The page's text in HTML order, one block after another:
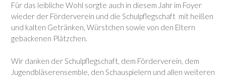
Für das leibliche Wohl sorgte auch in diesem Jahr im Foyer
wieder der Förderverein und die Schulpflegschaft mit heißen
und kalten Getränken, Würstchen sowie von den Eltern
gebackenen Plätzchen.
Wir danken der Schulpflegschaft, dem Förderverein, dem
Jugendbläserensemble, den Schauspielern und allen weiteren